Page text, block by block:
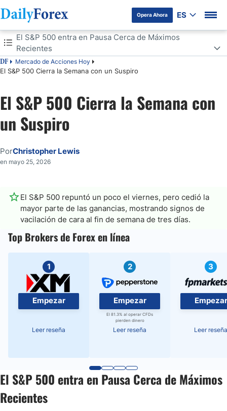
Opera Ahora ES
Tabla de contenidos
DF Mercado de Acciones Hoy
El S&P 500 Cierra la Semana con un Suspiro
El S&P 500 entra en Pausa Cerca de Máximos
Recientes
El S&P 500 entra en Pausa Cerca de Máximos Recientes
El S&P 500 Cierra la Semana con
un Suspiro
PorChristopher Lewis
en mayo 25, 2026
El S&P 500 repuntó un poco el viernes, pero cedió la
mayor parte de las ganancias, mostrando signos de
vacilación de cara al fin de semana de tres días.
Top Brokers de Forex en línea
1
Empezar
Leer reseña
2
Empezar
El 81.3% al operar CFDs
pierden dinero
Leer reseña
3
Empezar
Leer reseña
El S&P 500 entra en Pausa Cerca de Máximos
Recientes